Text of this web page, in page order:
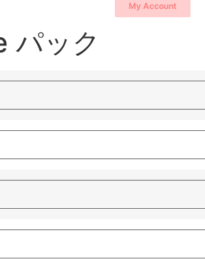
My Account
パック